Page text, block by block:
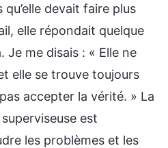
devait faire plus
elle répondait quelque
Je me disais : « Elle ne
elle se trouve toujours
accepter la vérité. » La
est
les problèmes et les